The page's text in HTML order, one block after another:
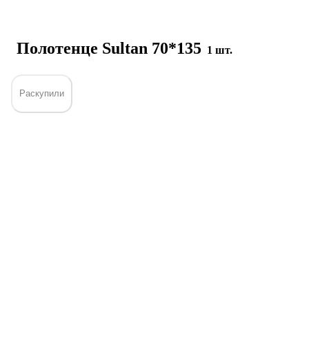
Полотенце Sultan 70*135 1 шт.
Раскупили